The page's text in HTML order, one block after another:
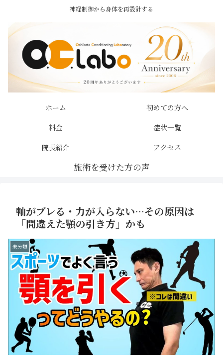
神経制御から身体を再設計する
ホーム
初めての方へ
料金
症状一覧
院長紹介
アクセス
軸がブレる・力が入らない…その原因は
「間違えた顎の引き方」かも
未分類